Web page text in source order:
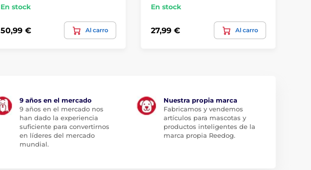
En stock
50,99 € Al carro
En stock
27,99 € Al carro
9 años en el mercado
9 años en el mercado nos
han dado la experiencia
suficiente para convertirnos
en líderes del mercado
mundial.
Nuestra propia marca
Fabricamos y vendemos
artículos para mascotas y
productos inteligentes de la
marca propia Reedog.